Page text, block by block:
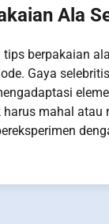
Ala
berpakaian
Gaya
mahal